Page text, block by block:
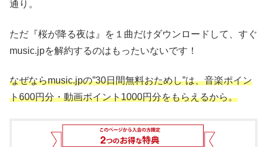
通り。
ただ『桜が降る夜は』を１曲だけダウンロードして、すぐ
music.jpを解約するのはもったいないです！
なぜならmusic.jpの”30日間無料おためし”は、音楽ポイン
ト600円分・動画ポイント1000円分をもらえるから。